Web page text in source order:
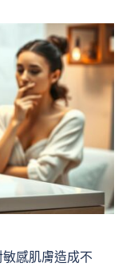
感肌膚造成不